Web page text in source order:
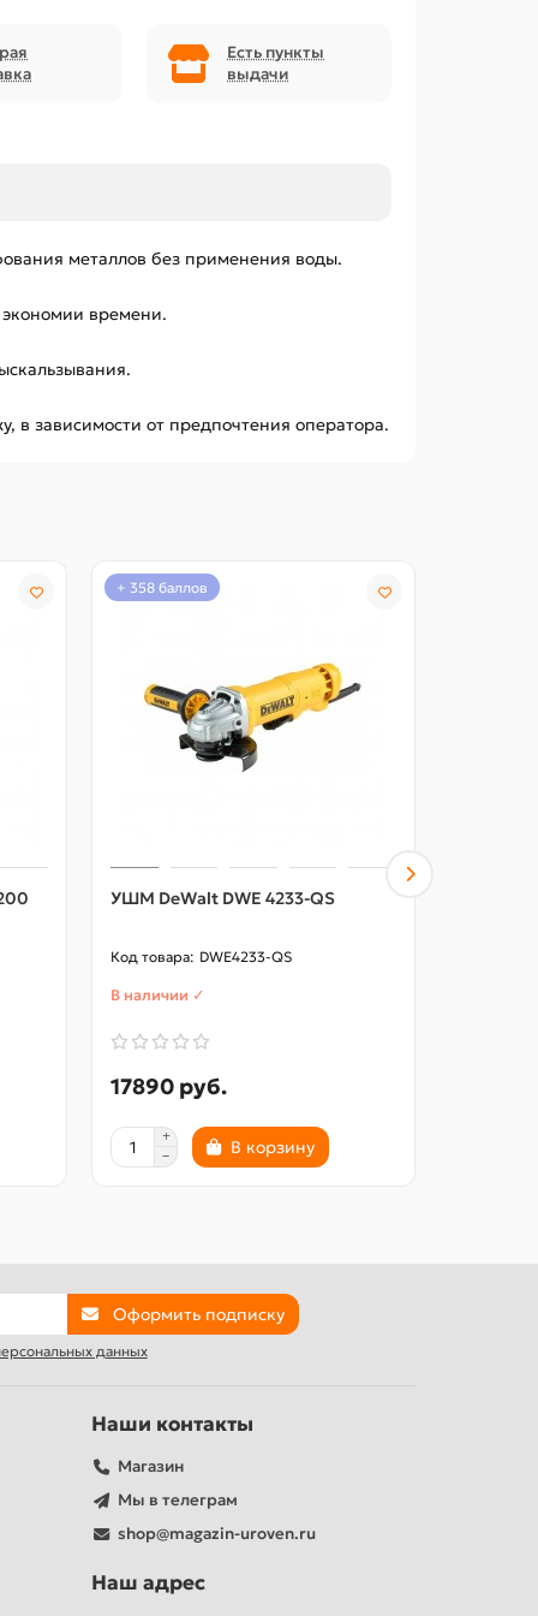
Есть пункты
выдачи
металлов без применения воды.
экономии времени.
в зависимости от предпочтения оператора.
+ 358 баллов
УШМ DeWalt DWE 4233-QS
DWE4233-QS
В наличии ✓
17890 руб.
В корзину
Оформить подписку
данных
Наши контакты
Магазин
Мы в телеграм
shop@magazin-uroven.ru
Наш адрес